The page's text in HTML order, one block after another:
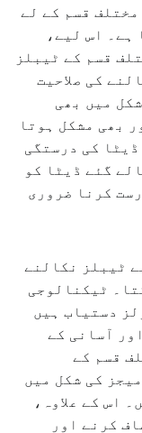
قسم کے لے
ہے۔ اس لیے،
قسم کے ٹیبلز
کی صلاحیت
میں بھی
بھی مشکل ہوتا
ڈیٹا کی درستگی
گئے ڈیٹا کو
کرنا ضروری
ٹیبلز نکالنے
ٹیکنالوجی
دستیاب ہیں
آسانی کے
قسم کے
کی شکل میں
اس کے علاوہ،
کرنے اور